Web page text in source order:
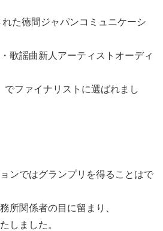
た徳間ジャパンコミュニケーシ
歌謡曲新人アーティストオーディ
でファイナリストに選ばれまし
ンではグランプリを得ることはで
所関係者の目に留まり、
しました。